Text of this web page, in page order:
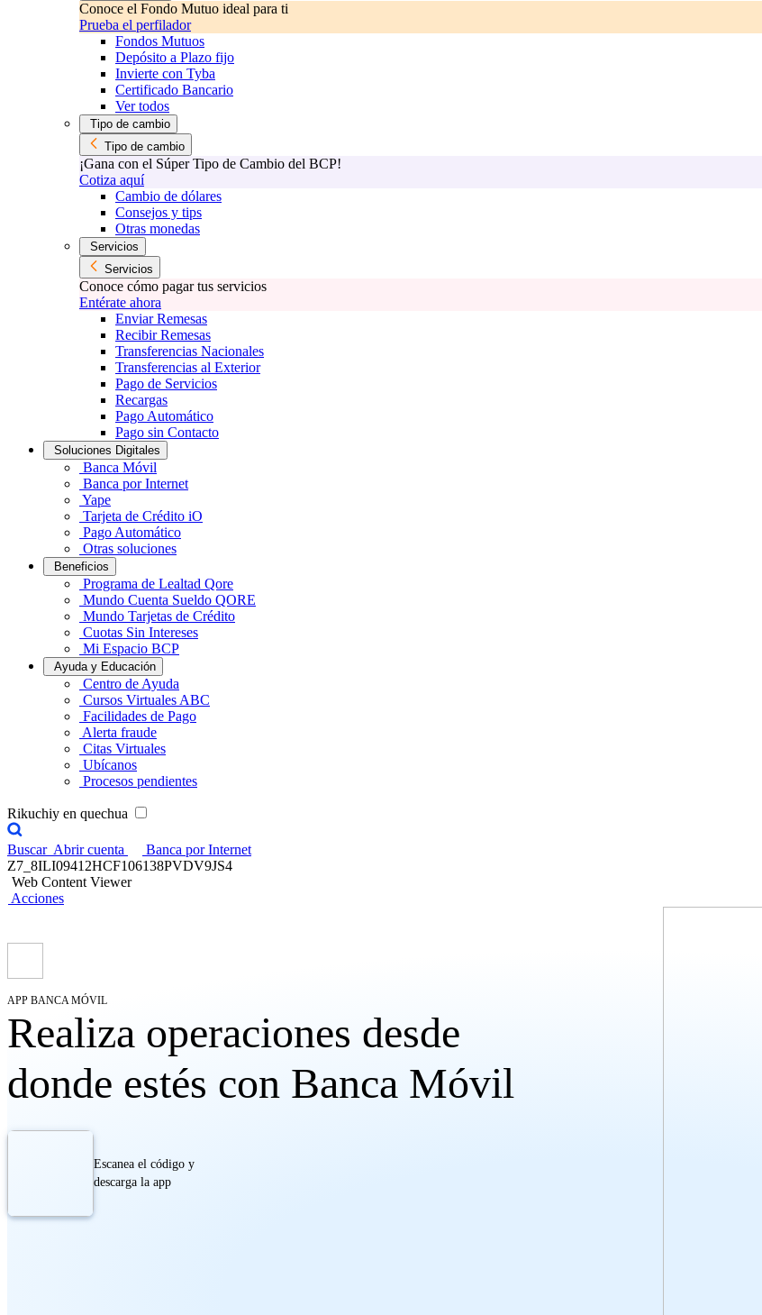
Conoce el Fondo Mutuo ideal para ti
Prueba el perfilador
Fondos Mutuos
Depósito a Plazo fijo
Invierte con Tyba
Certificado Bancario
Ver todos
Tipo de cambio
Tipo de cambio
¡Gana con el Súper Tipo de Cambio del BCP!
Cotiza aquí
Cambio de dólares
Consejos y tips
Otras monedas
Servicios
Servicios
Conoce cómo pagar tus servicios
Entérate ahora
Enviar Remesas
Recibir Remesas
Transferencias Nacionales
Transferencias al Exterior
Pago de Servicios
Recargas
Pago Automático
Pago sin Contacto
Soluciones Digitales
Banca Móvil
Banca por Internet
Yape
Tarjeta de Crédito iO
Pago Automático
Otras soluciones
Beneficios
Programa de Lealtad Qore
Mundo Cuenta Sueldo QORE
Mundo Tarjetas de Crédito
Cuotas Sin Intereses
Mi Espacio BCP
Ayuda y Educación
Centro de Ayuda
Cursos Virtuales ABC
Facilidades de Pago
Alerta fraude
Citas Virtuales
Ubícanos
Procesos pendientes
Rikuchiy en quechua
Buscar Abrir cuenta
Banca por Internet
Z7_8ILI09412HCF106138PVDV9JS4
Web Content Viewer
Acciones
APP BANCA MÓVIL
Realiza operaciones desde
donde estés con Banca Móvil
Escanea el código y
descarga la app